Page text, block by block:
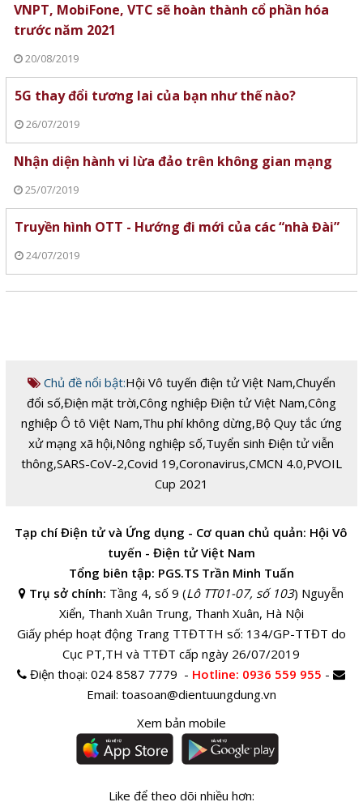
VNPT, MobiFone, VTC sẽ hoàn thành cổ phần hóa
trước năm 2021
20/08/2019
5G thay đổi tương lai của bạn như thế nào?
26/07/2019
Nhận diện hành vi lừa đảo trên không gian mạng
25/07/2019
Truyền hình OTT - Hướng đi mới của các “nhà Đài”
24/07/2019
Chủ đề nổi bật:Hội Vô tuyến điện tử Việt Nam,Chuyển
đổi số,Điện mặt trời,Công nghiệp Điện tử Việt Nam,Công
nghiệp Ô tô Việt Nam,Thu phí không dừng,Bộ Quy tắc ứng
xử mạng xã hội,Nông nghiệp số,Tuyển sinh Điện tử viễn
thông,SARS-CoV-2,Covid 19,Coronavirus,CMCN 4.0,PVOIL
Cup 2021
Tạp chí Điện tử và Ứng dụng - Cơ quan chủ quản: Hội Vô
tuyến - Điện tử Việt Nam
Tổng biên tập: PGS.TS Trần Minh Tuấn
Trụ sở chính: Tầng 4, số 9 (Lô TT01-07, số 103) Nguyễn
Xiển, Thanh Xuân Trung, Thanh Xuân, Hà Nội
Giấy phép hoạt động Trang TTĐTTH số: 134/GP-TTĐT do
Cục PT,TH và TTĐT cấp ngày 26/07/2019
Điện thoại:024 8587 7779 - Hotline: 0936 559 955 -
Email: toasoan@dientuungdung.vn
Xem bản mobile
Like để theo dõi nhiều hơn: